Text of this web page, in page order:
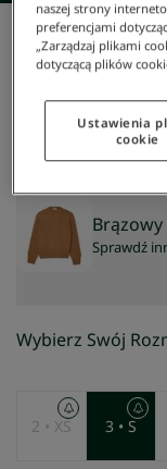
Lacoste/Mężczyzna/Odzież/
Męski wełniany
340 zł
NAJNIŻSZA CENA Z 30
CENA REGULARNA: 679 zł
Brązowy
Sprawdź
Wybierz Swój
2 • XS 3 • S
naszej strony
preferencjami
„Zarządzaj plikami
dotyczącą plików
Ustawienia
cookie